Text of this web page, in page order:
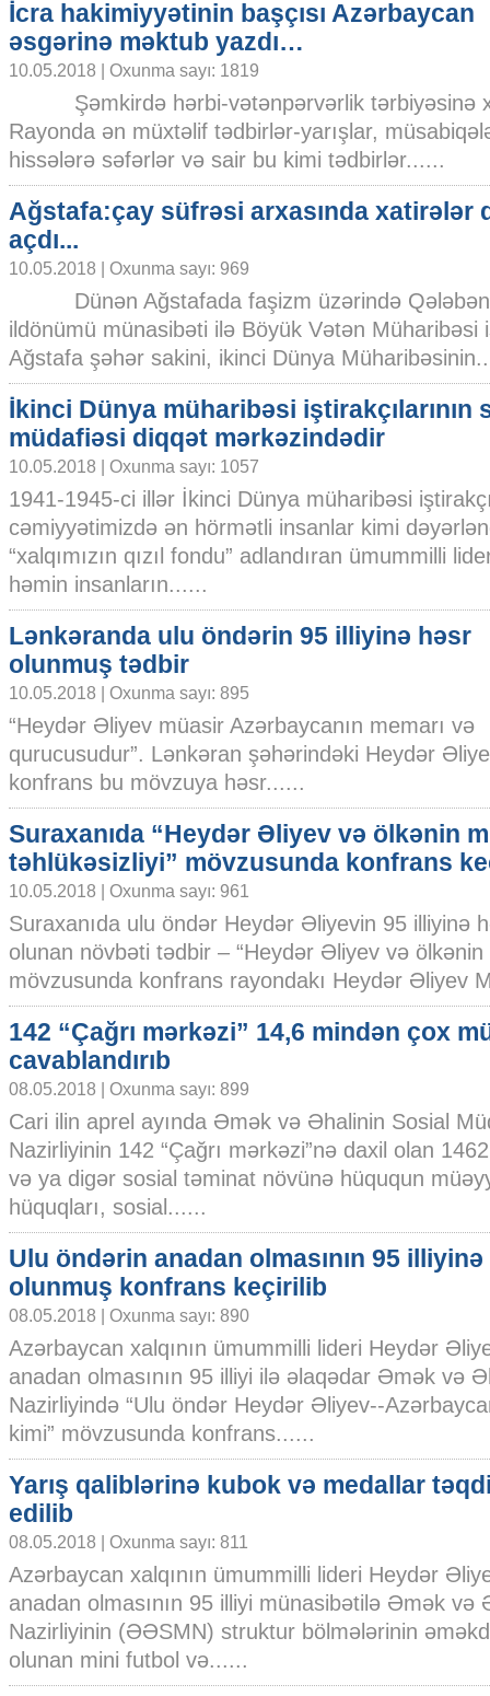
İcra hakimiyyətinin başçısı Azərbaycan
əsgərinə məktub yazdı…
10.05.2018 | Oxunma sayı: 1819
Şəmkirdə hərbi-vətənpərvərlik tərbiyəsinə
Rayonda ən müxtəlif tədbirlər-yarışlar,
hissələrə səfərlər və sair bu kimi tədbirlər......
Ağstafa:çay süfrəsi arxasında xatirələr
açdı...
10.05.2018 | Oxunma sayı: 969
Dünən Ağstafada faşizm üzərində
ildönümü münasibəti ilə Böyük Vətən Müharibəsi
Ağstafa şəhər sakini, ikinci Dünya
İkinci Dünya müharibəsi iştirakçılarının
müdafiəsi diqqət mərkəzindədir
10.05.2018 | Oxunma sayı: 1057
1941-1945-ci illər İkinci Dünya müharibəsi
cəmiyyətimizdə ən hörmətli insanlar kimi
“xalqımızın qızıl fondu” adlandıran ümummilli
həmin insanların......
Lənkəranda ulu öndərin 95 illiyinə həsr
olunmuş tədbir
10.05.2018 | Oxunma sayı: 895
“Heydər Əliyev müasir Azərbaycanın memarı və
qurucusudur”. Lənkəran şəhərindəki Heydər
konfrans bu mövzuya həsr......
Suraxanıda “Heydər Əliyev və ölkənin
təhlükəsizliyi” mövzusunda konfrans
10.05.2018 | Oxunma sayı: 961
Suraxanıda ulu öndər Heydər Əliyevin 95 illiyinə
olunan növbəti tədbir – “Heydər Əliyev və
mövzusunda konfrans rayondakı Heydər Əliyev
142 “Çağrı mərkəzi” 14,6 mindən çox
cavablandırıb
08.05.2018 | Oxunma sayı: 899
Cari ilin aprel ayında Əmək və Əhalinin Sosial
Nazirliyinin 142 “Çağrı mərkəzi”nə daxil olan
və ya digər sosial təminat növünə hüququn
hüquqları, sosial......
Ulu öndərin anadan olmasının 95
olunmuş konfrans keçirilib
08.05.2018 | Oxunma sayı: 890
Azərbaycan xalqının ümummilli lideri Heydər
anadan olmasının 95 illiyi ilə əlaqədar Əmək və
Nazirliyində “Ulu öndər Heydər Əliyev--
kimi” mövzusunda konfrans......
Yarış qaliblərinə kubok və medallar
edilib
08.05.2018 | Oxunma sayı: 811
Azərbaycan xalqının ümummilli lideri Heydər
anadan olmasının 95 illiyi münasibətilə Əmək və
Nazirliyinin (ƏƏSMN) struktur bölmələrinin
olunan mini futbol və......